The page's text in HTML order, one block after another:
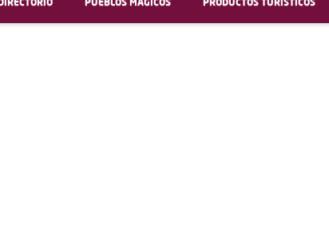
PUEBLOS MÁGICOS PRODUCTOS TURÍSTICOS